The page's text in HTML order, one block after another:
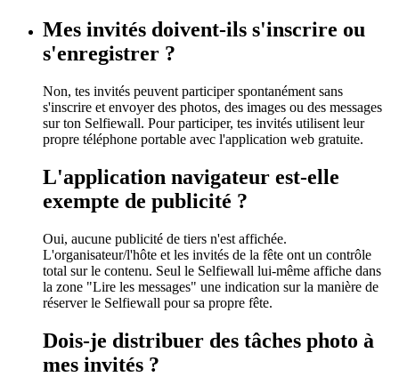
Mes invités doivent-ils s'inscrire ou
s'enregistrer ?
Non, tes invités peuvent participer spontanément sans
s'inscrire et envoyer des photos, des images ou des messages
sur ton Selfiewall. Pour participer, tes invités utilisent leur
propre téléphone portable avec l'application web gratuite.
L'application navigateur est-elle
exempte de publicité ?
Oui, aucune publicité de tiers n'est affichée.
L'organisateur/l'hôte et les invités de la fête ont un contrôle
total sur le contenu. Seul le Selfiewall lui-même affiche dans
la zone "Lire les messages" une indication sur la manière de
réserver le Selfiewall pour sa propre fête.
Dois-je distribuer des tâches photo à
mes invités ?